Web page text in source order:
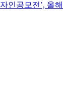
인공모전’, 올해